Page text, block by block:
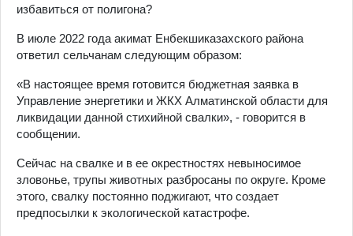
избавиться от полигона?
В июле 2022 года акимат Енбекшиказахского района
ответил сельчанам следующим образом:
«В настоящее время готовится бюджетная заявка в
Управление энергетики и ЖКХ Алматинской области для
ликвидации данной стихийной свалки», - говорится в
сообщении.
Сейчас на свалке и в ее окрестностях невыносимое
зловонье, трупы животных разбросаны по округе. Кроме
этого, свалку постоянно поджигают, что создает
предпосылки к экологической катастрофе.